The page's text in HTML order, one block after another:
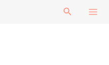
Suchen